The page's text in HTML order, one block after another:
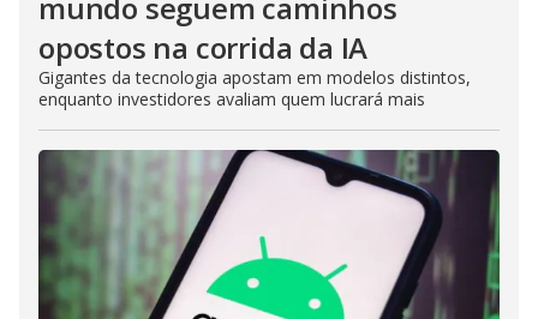
opostos na corrida da IA
Gigantes da tecnologia apostam em modelos distintos,
enquanto investidores avaliam quem lucrará mais